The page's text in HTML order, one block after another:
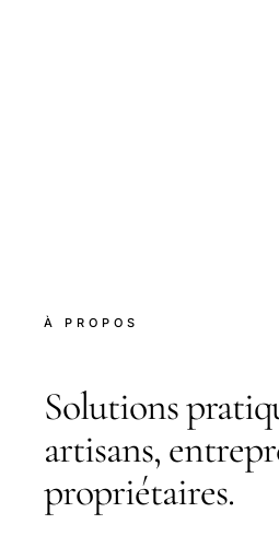
À PROPOS
Solutions
artisans,
propriétaires.